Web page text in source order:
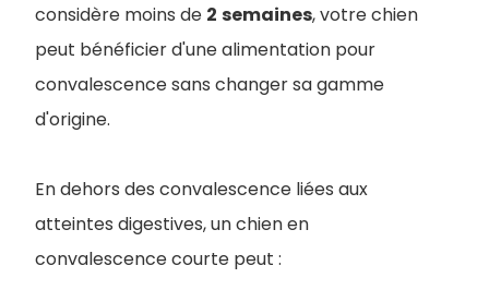
considère moins de 2 semaines, votre chien
peut bénéficier d'une alimentation pour
convalescence sans changer sa gamme
d'origine.
En dehors des convalescence liées aux
atteintes digestives, un chien en
convalescence courte peut :